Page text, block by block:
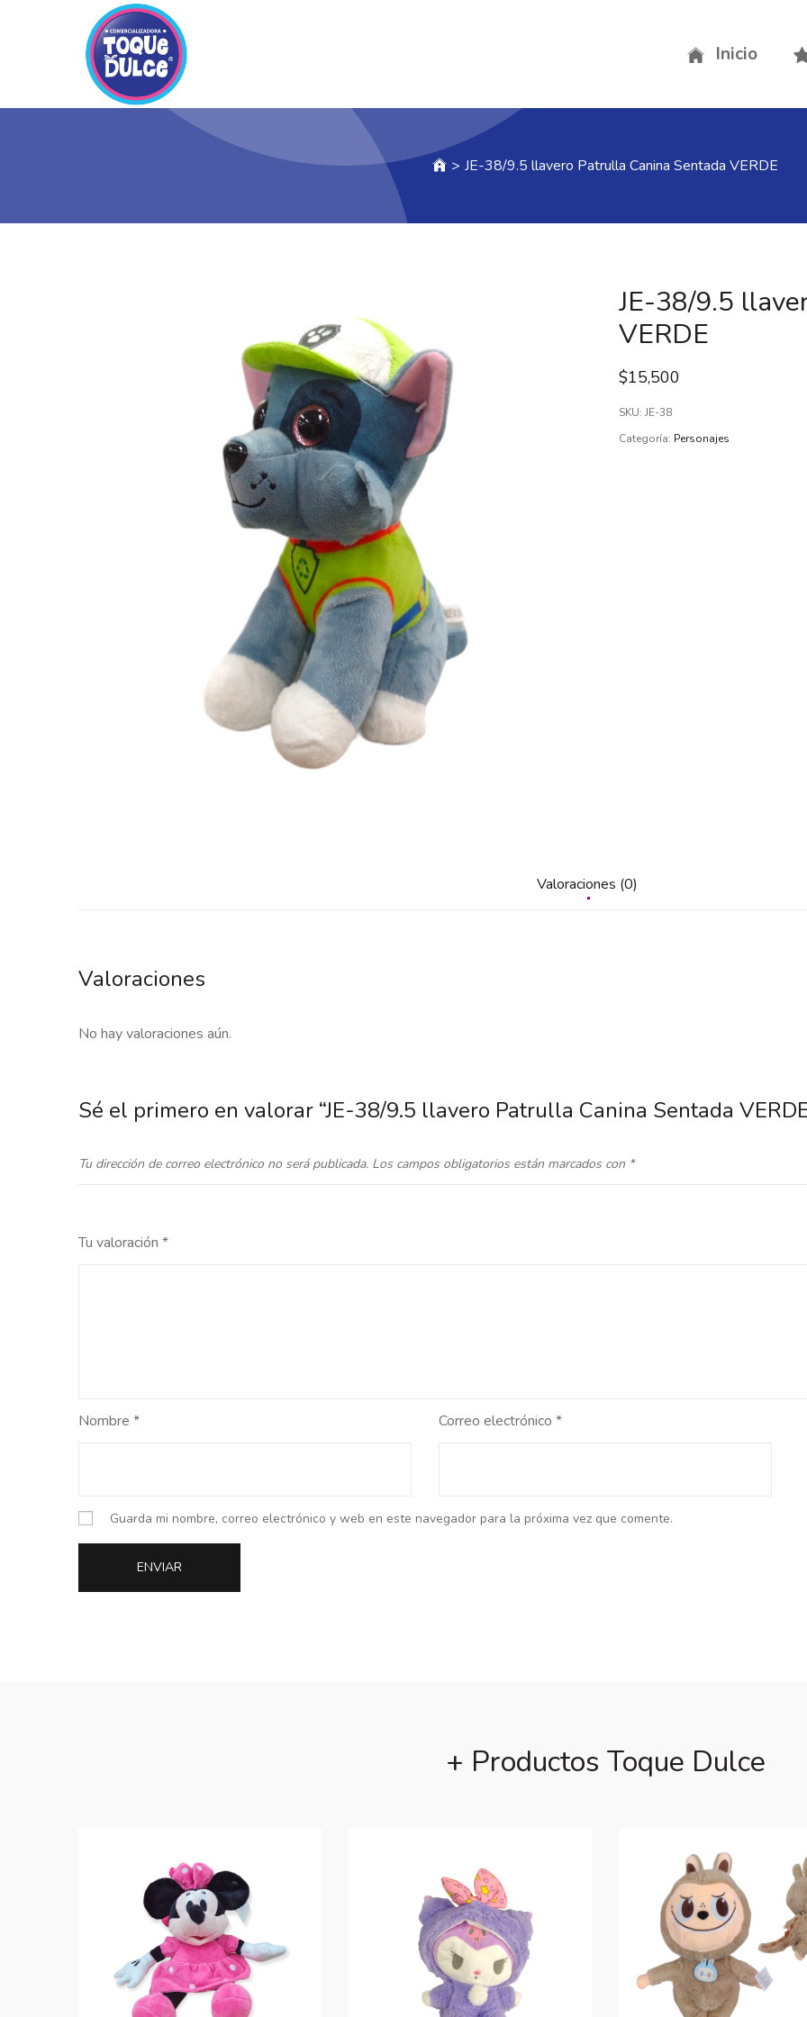
Inicio
> JE-38/9.5 llavero Patrulla Canina Sentada VERDE
JE-38/9.5
VERDE
$15,500
SKU: JE-38
Categoría: Personajes
Valoraciones (0)
Valoraciones
No hay valoraciones aún.
Sé el primero en valorar “JE-38/9.5 llavero Patrulla Canina Sentada
Tu dirección de correo electrónico no será publicada. Los campos obligatorios están marcados con *
Tu valoración *
Nombre * Correo electrónico *
Guarda mi nombre, correo electrónico y web en este navegador para la próxima vez que comente.
+ Productos Toque Dulce